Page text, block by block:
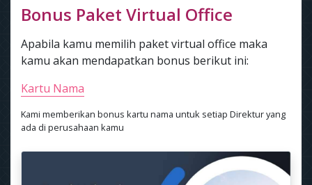
Bonus Paket Virtual Office
Apabila kamu memilih paket virtual office maka
kamu akan mendapatkan bonus berikut ini:
Kartu Nama
Kami memberikan bonus kartu nama untuk setiap Direktur yang
ada di perusahaan kamu